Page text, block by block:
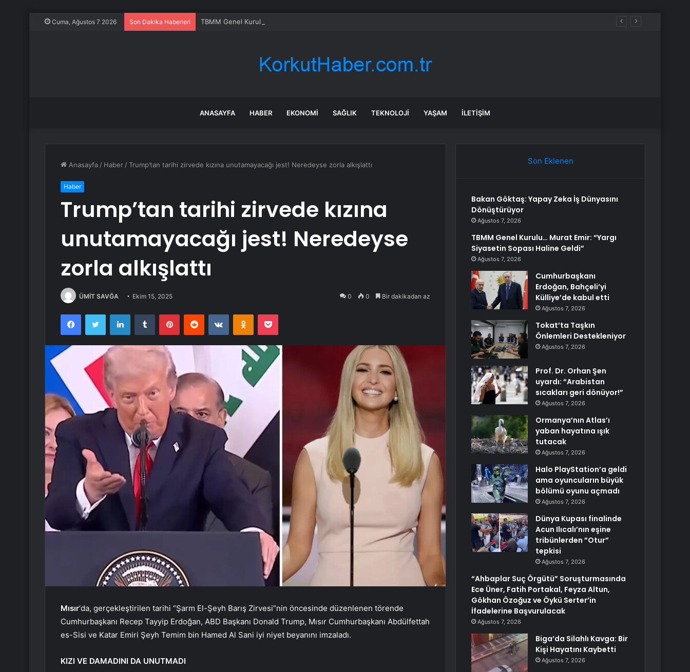
Cuma, Ağustos 7 2026 Son Dakika Haberleri TBMM Genel Kurulu… Murat Emir: “Yargı Siyasetin Sopası Haline Geldi”
ANASAYFA HABER EKONOMI SAĞLIK TEKNOLOJI YAŞAM İLETIŞIM
Anasayfa / Haber /Trump’tan tarihi zirvede kızına unutamayacağı jest! Neredeyse zorla alkışlattı
Haber
Trump’tan tarihi zirvede kızına
unutamayacağı jest! Neredeyse
zorla alkışlattı
ÜMİT SAVĞA Ekim 15, 2025 0 0 Bir dakikadan az
FacebookTwitter LinkedInTumblr PinterestReddit VKontakteOdnoklassniki
Pocket
Mısır‘da, gerçekleştirilen tarihi “Şarm El-Şeyh Barış Zirvesi”nin öncesinde düzenlenen törende
Cumhurbaşkanı Recep Tayyip Erdoğan, ABD Başkanı Donald Trump, Mısır Cumhurbaşkanı Abdülfettah
es-Sisi ve Katar Emiri Şeyh Temim bin Hamed Al Sani iyi niyet beyanını imzaladı.
KIZI VE DAMADINI DA UNUTMADI
Son Eklenen
Bakan Göktaş: Yapay Zeka İş Dünyasını
Dönüştürüyor
Ağustos 7, 2026
TBMM Genel Kurulu… Murat Emir: “Yargı
Siyasetin Sopası Haline Geldi”
Ağustos 7, 2026
Cumhurbaşkanı
Erdoğan, Bahçeli’yi
Külliye’de kabul etti
Ağustos 7, 2026
Tokat’ta Taşkın
Önlemleri Destekleniyor
Ağustos 7, 2026
Prof. Dr. Orhan Şen
uyardı: “Arabistan
sıcakları geri dönüyor!”
Ağustos 7, 2026
Ormanya’nın Atlas’ı
yaban hayatına ışık
tutacak
Ağustos 7, 2026
Halo PlayStation’a geldi
ama oyuncuların büyük
bölümü oyunu açmadı
Ağustos 7, 2026
Dünya Kupası finalinde
Acun Ilıcalı’nın eşine
tribünlerden ”Otur”
tepkisi
Ağustos 7, 2026
“Ahbaplar Suç Örgütü” Soruşturmasında
Ece Üner, Fatih Portakal, Feyza Altun,
Gökhan Özoğuz ve Öykü Serter’in
İfadelerine Başvurulacak
Ağustos 7, 2026
Biga’da Silahlı Kavga: Bir
Kişi Hayatını Kaybetti
Ağustos 7, 2026